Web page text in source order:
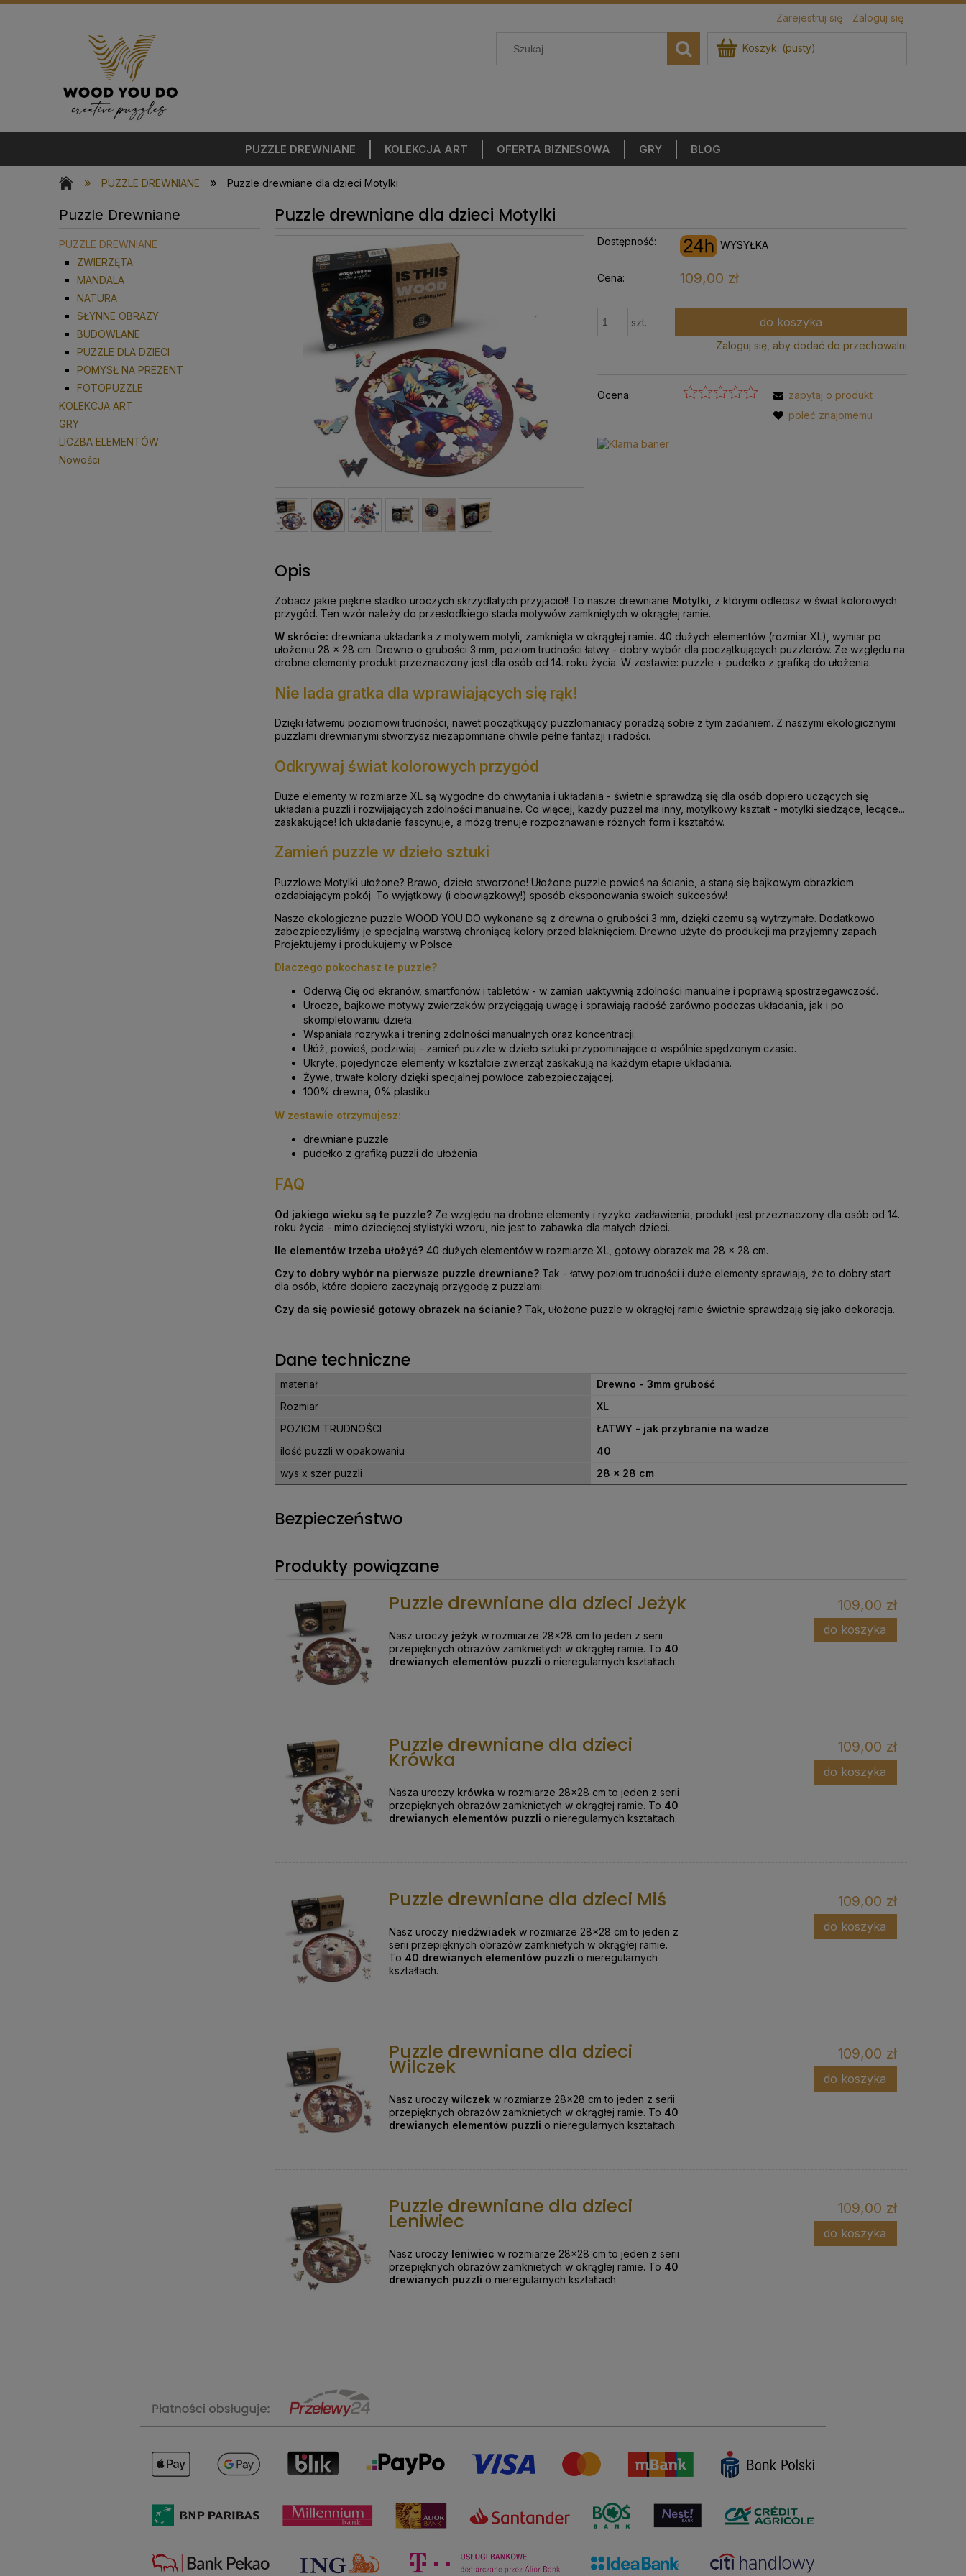
Zarejestruj się Zaloguj się
Koszyk: (pusty)
PUZZLE DREWNIANE KOLEKCJA ART OFERTA BIZNESOWA GRY BLOG
» PUZZLE DREWNIANE » Puzzle drewniane dla dzieci Motylki
Puzzle Drewniane
PUZZLE DREWNIANE
ZWIERZĘTA
MANDALA
NATURA
SŁYNNE OBRAZY
BUDOWLANE
PUZZLE DLA DZIECI
POMYSŁ NA PREZENT
FOTOPUZZLE
KOLEKCJA ART
GRY
LICZBA ELEMENTÓW
Nowości
Puzzle drewniane dla dzieci Motylki
Dostępność: WYSYŁKA
Cena: 109,00 zł
szt. do koszyka
Zaloguj się, aby dodać do przechowalni
Ocena:
zapytaj o produkt
poleć znajomemu
Opis
Zobacz jakie piękne stadko uroczych skrzydlatych przyjaciół! To nasze drewniane Motylki , z którymi odlecisz w świat kolorowych
przygód. Ten wzór należy do przesłodkiego stada motywów zamkniętych w okrągłej ramie.
W skrócie: drewniana układanka z motywem motyli, zamknięta w okrągłej ramie. 40 dużych elementów (rozmiar XL), wymiar po
ułożeniu 28 x 28 cm. Drewno o grubości 3 mm, poziom trudności łatwy - dobry wybór dla początkujących puzzlerów. Ze względu na
drobne elementy produkt przeznaczony jest dla osób od 14. roku życia. W zestawie: puzzle + pudełko z grafiką do ułożenia.
Nie lada gratka dla wprawiających się rąk!
Dzięki łatwemu poziomowi trudności, nawet początkujący puzzlomaniacy poradzą sobie z tym zadaniem. Z naszymi ekologicznymi
puzzlami drewnianymi stworzysz niezapomniane chwile pełne fantazji i radości.
Odkrywaj świat kolorowych przygód
Duże elementy w rozmiarze XL są wygodne do chwytania i układania - świetnie sprawdzą się dla osób dopiero uczących się
układania puzzli i rozwijających zdolności manualne. Co więcej, każdy puzzel ma inny, motylkowy kształt - motylki siedzące, lecące...
zaskakujące! Ich układanie fascynuje, a mózg trenuje rozpoznawanie różnych form i kształtów.
Zamień puzzle w dzieło sztuki
Puzzlowe Motylki ułożone? Brawo, dzieło stworzone! Ułożone puzzle powieś na ścianie, a staną się bajkowym obrazkiem
ozdabiającym pokój. To wyjątkowy (i obowiązkowy!) sposób eksponowania swoich sukcesów!
Nasze ekologiczne puzzle WOOD YOU DO wykonane są z drewna o grubości 3 mm, dzięki czemu są wytrzymałe. Dodatkowo
zabezpieczyliśmy je specjalną warstwą chroniącą kolory przed blaknięciem. Drewno użyte do produkcji ma przyjemny zapach.
Projektujemy i produkujemy w Polsce.
Dlaczego pokochasz te puzzle?
Oderwą Cię od ekranów, smartfonów i tabletów - w zamian uaktywnią zdolności manualne i poprawią spostrzegawczość.
Urocze, bajkowe motywy zwierzaków przyciągają uwagę i sprawiają radość zarówno podczas układania, jak i po
skompletowaniu dzieła.
Wspaniała rozrywka i trening zdolności manualnych oraz koncentracji.
Ułóż, powieś, podziwiaj - zamień puzzle w dzieło sztuki przypominające o wspólnie spędzonym czasie.
Ukryte, pojedyncze elementy w kształcie zwierząt zaskakują na każdym etapie układania.
Żywe, trwałe kolory dzięki specjalnej powłoce zabezpieczającej.
100% drewna, 0% plastiku.
W zestawie otrzymujesz:
drewniane puzzle
pudełko z grafiką puzzli do ułożenia
FAQ
Od jakiego wieku są te puzzle? Ze względu na drobne elementy i ryzyko zadławienia, produkt jest przeznaczony dla osób od 14.
roku życia - mimo dziecięcej stylistyki wzoru, nie jest to zabawka dla małych dzieci.
Ile elementów trzeba ułożyć? 40 dużych elementów w rozmiarze XL, gotowy obrazek ma 28 x 28 cm.
Czy to dobry wybór na pierwsze puzzle drewniane? Tak - łatwy poziom trudności i duże elementy sprawiają, że to dobry start
dla osób, które dopiero zaczynają przygodę z puzzlami.
Czy da się powiesić gotowy obrazek na ścianie? Tak, ułożone puzzle w okrągłej ramie świetnie sprawdzają się jako dekoracja.
Dane techniczne
materiał
Drewno - 3mm grubość
Rozmiar
XL
POZIOM TRUDNOŚCI
ŁATWY - jak przybranie na wadze
ilość puzzli w opakowaniu
40
wys x szer puzzli
28 x 28 cm
Bezpieczeństwo
Produkty powiązane
Puzzle drewniane dla dzieci Jeżyk
Nasz uroczy jeżyk w rozmiarze 28x28 cm to jeden z serii
przepięknych obrazów zamknietych w okrągłej ramie. To 40
drewianych elementów puzzli o nieregularnych kształtach.
109,00 zł
do koszyka
Puzzle drewniane dla dzieci
Krówka
Nasza uroczy krówka w rozmiarze 28x28 cm to jeden z serii
przepięknych obrazów zamknietych w okrągłej ramie. To 40
drewianych elementów puzzli o nieregularnych kształtach.
109,00 zł
do koszyka
Puzzle drewniane dla dzieci Miś
Nasz uroczy niedźwiadek w rozmiarze 28x28 cm to jeden z
serii przepięknych obrazów zamknietych w okrągłej ramie.
To 40 drewianych elementów puzzli o nieregularnych
kształtach.
109,00 zł
do koszyka
Puzzle drewniane dla dzieci
Wilczek
Nasz uroczywilczek w rozmiarze 28x28 cm to jeden z serii
przepięknych obrazów zamknietych w okrągłej ramie. To 40
drewianych elementów puzzli o nieregularnych kształtach.
109,00 zł
do koszyka
Puzzle drewniane dla dzieci
Leniwiec
Nasz uroczy leniwiecw rozmiarze 28x28 cm to jeden z serii
przepięknych obrazów zamknietych w okrągłej ramie. To 40
drewianych puzzli o nieregularnych kształtach.
109,00 zł
do koszyka